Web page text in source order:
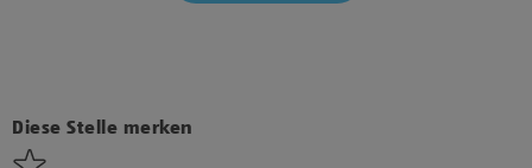
Diese Stelle merken